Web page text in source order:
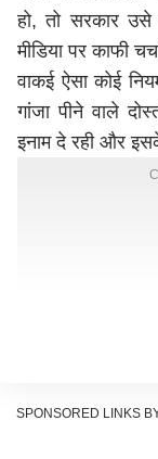
हो, तो सरकार
मीडिया पर काफी
वाकई ऐसा कोई
गांजा पीने वाले
इनाम दे रही और
SPONSORED LINKS